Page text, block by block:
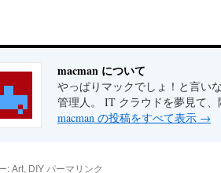
macman について
やっぱりマックでしょ！と言い
管理人。 IT クラウドを夢見て、
macman の投稿をすべて表示 →
:Art, DIY パーマリンク